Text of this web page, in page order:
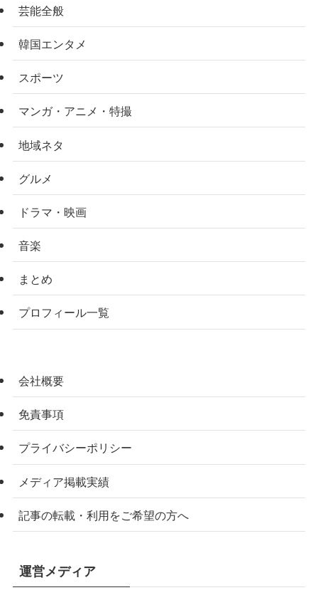
芸能全般
韓国エンタメ
スポーツ
マンガ・アニメ・特撮
地域ネタ
グルメ
ドラマ・映画
音楽
まとめ
プロフィール一覧
会社概要
免責事項
プライバシーポリシー
メディア掲載実績
記事の転載・利用をご希望の方へ
運営メディア